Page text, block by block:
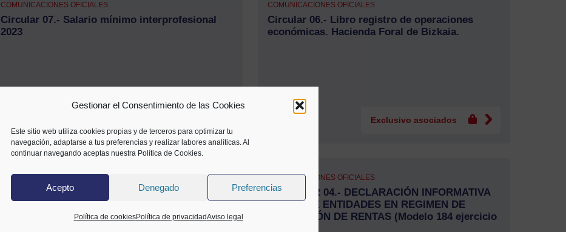
Gestionar el Consentimiento de las Cookies
Este sitio web utiliza cookies propias y de terceros para optimizar tu
navegación, adaptarse a tus preferencias y realizar labores analíticas. Al
continuar navegando aceptas nuestra Política de Cookies.
Acepto Denegado Preferencias
Política de cookiesPolítica de privacidadAviso legal
COMUNICACIONES OFICIALES
Circular 07.- Salario mínimo interprofesional
2023
COMUNICACIONES OFICIALES
Circular 06.- Libro registro de operaciones
económicas. Hacienda Foral de Bizkaia.
Exclusivo asociados
COMUNICACIONES OFICIALES
Circular 05.- Modelo 347. Declaración Anual de
Operaciones con terceros (Ejercicio 2022)
COMUNICACIONES OFICIALES
CIRCULAR 04.- DECLARACIÓN INFORMATIVA
ANUAL DE ENTIDADES EN REGIMEN DE
ATRIBUCIÓN DE RENTAS (Modelo 184 ejercicio